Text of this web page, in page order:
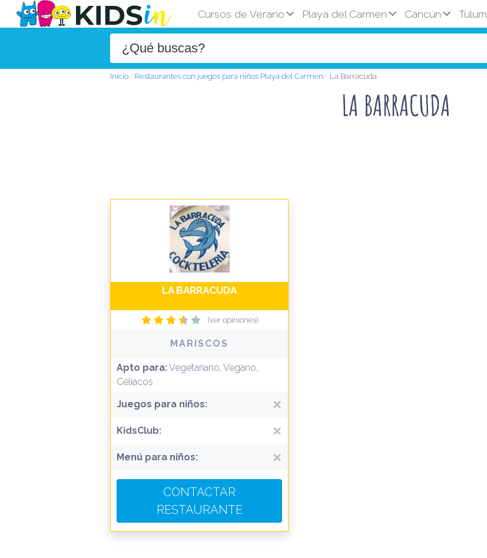
Cursos de Verano Playa del Carmen Cancún Tulum
Inicio Restaurantes con juegos para niños Playa del Carmen La Barracuda
LA BARRACUDA
LA BARRACUDA
(ver opiniones)
MARISCOS
Apto para:Vegetariano, Vegano,
Celiacos
Juegos para niños:
KidsClub:
Menú para niños:
CONTACTAR
RESTAURANTE